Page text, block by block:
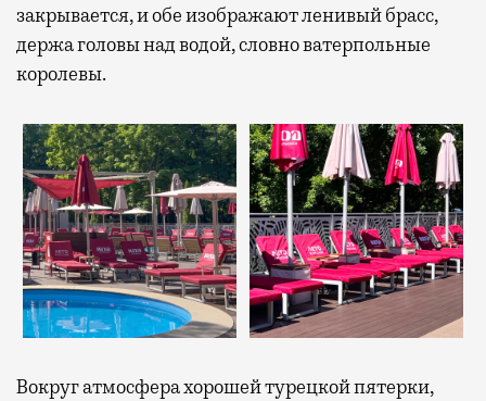
закрывается, и обе изображают ленивый брасс,
держа головы над водой, словно ватерпольные
королевы.
Вокруг атмосфера хорошей турецкой пятерки,